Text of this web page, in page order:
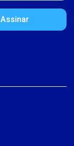
Assinar